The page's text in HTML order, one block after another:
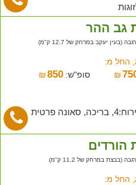
גב ההר
(בעין יעקב במרחק של 12.7 ק"מ)
החל מ:
₪ סופ"ש: ₪ 850
יחידות אירוח:4, בריכה, סאונה פרטית
הורדים
(בבצת במרחק של 11.2 ק"מ)
החל מ: